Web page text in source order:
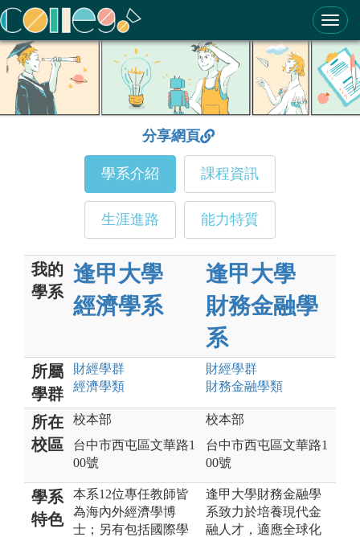
ColleGo! 大學選才與高中育才輔助系統
分享網頁
學系介紹 課程資訊
生涯進路 能力特質
我的
學系
逢甲大學
經濟學系
逢甲大學
財務金融學
系
所屬
學群
財經學群
經濟學類
財經學群
財務金融學類
所在
校區
校本部
台中市西屯區文華路1
00號
校本部
台中市西屯區文華路1
00號
學系
特色
本系12位專任教師皆
為海內外經濟學博
士；另有包括國際學
逢甲大學財務金融學
系致力於培養現代金
融人才，適應全球化